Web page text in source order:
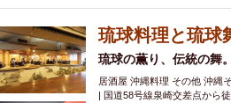
能
牧志駅周辺 ペット同伴 ビア
ススメ
沖縄そば 串揚げ バレン
料理 石垣牛 アヒージョ アサヒ
琉球料理と琉
琉球の薫り、伝統の舞
居酒屋 沖縄料理 その他 沖縄
| 国道58号線泉崎交差点か